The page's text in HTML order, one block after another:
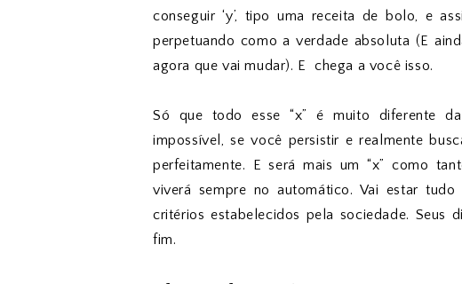
conseguir ‘y’, tipo uma receita de bolo, e
perpetuando como a verdade absoluta (E
agora que vai mudar). E chega a você isso.
Só que todo esse “x” é muito diferente
impossível, se você persistir e realmente
perfeitamente. E será mais um “x” como
viverá sempre no automático. Vai estar
critérios estabelecidos pela sociedade. Seus
fim.